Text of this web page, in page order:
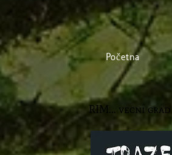
Početna
RIM... vecni grad